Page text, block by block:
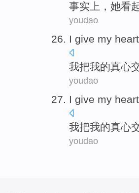
事实上 ， 她看
youdao
I give my heart
我把我的真心
youdao
I give my heart
我把我的真心
youdao